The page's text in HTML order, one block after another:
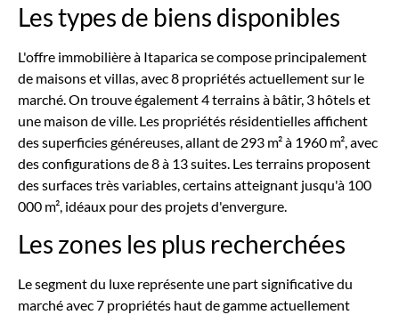
Les types de biens disponibles
L'offre immobilière à Itaparica se compose principalement
de maisons et villas, avec 8 propriétés actuellement sur le
marché. On trouve également 4 terrains à bâtir, 3 hôtels et
une maison de ville. Les propriétés résidentielles affichent
des superficies généreuses, allant de 293 m² à 1960 m², avec
des configurations de 8 à 13 suites. Les terrains proposent
des surfaces très variables, certains atteignant jusqu'à 100
000 m², idéaux pour des projets d'envergure.
Les zones les plus recherchées
Le segment du luxe représente une part significative du
marché avec 7 propriétés haut de gamme actuellement